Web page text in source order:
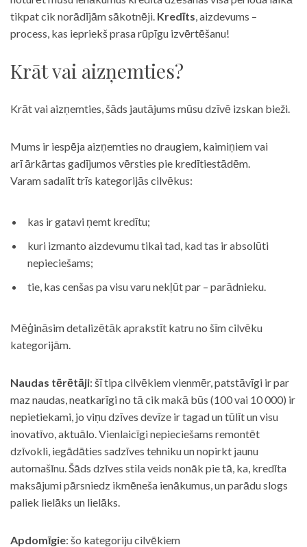
tikpat cik norādījām sākotnēji. Kredīts, aizdevums –
process, kas iepriekš prasa rūpīgu izvērtēšanu!
Krāt vai aizņemties?
Krāt vai aizņemties, šāds jautājums mūsu dzīvē izskan bieži.
Mums ir iespēja aizņemties no draugiem, kaimiņiem vai
arī ārkārtas gadījumos vērsties pie kredītiestādēm.
Varam sadalīt trīs kategorijās cilvēkus:
kas ir gatavi ņemt kredītu;
kuri izmanto aizdevumu tikai tad, kad tas ir absolūti
nepieciešams;
tie, kas cenšas pa visu varu nekļūt par – parādnieku.
Mēģināsim detalizētāk aprakstīt katru no šīm cilvēku
kategorijām.
Naudas tērētāji: šī tipa cilvēkiem vienmēr, patstāvīgi ir par
maz naudas, neatkarīgi no tā cik makā būs (100 vai 10 000) ir
nepietiekami, jo viņu dzīves devīze ir tagad un tūlīt un visu
inovatīvo, aktuālo. Vienlaicīgi nepieciešams remontēt
dzīvokli, iegādāties sadzīves tehniku un nopirkt jaunu
automašīnu. Šāds dzīves stila veids nonāk pie tā, ka, kredīta
maksājumi pārsniedz ikmēneša ienākumus, un parādu slogs
paliek lielāks un lielāks.
Apdomīgie: šo kategoriju cilvēkiem